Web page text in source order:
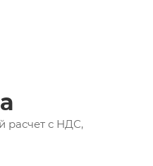
расчет с НДС,